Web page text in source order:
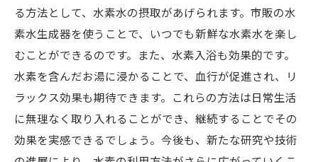
る方法として、水素水の摂取があげられます。市販の水
素水生成器を使うことで、いつでも新鮮な水素水を楽し
むことができるのです。また、水素入浴も効果的です。
水素を含んだお湯に浸かることで、血行が促進され、リ
ラックス効果も期待できます。これらの方法は日常生活
に無理なく取り入れることができ、継続することでその
効果を実感できるでしょう。今後も、新たな研究や技術